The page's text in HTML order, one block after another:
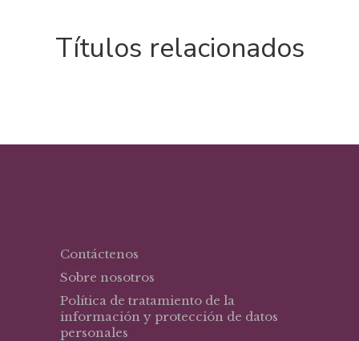
Títulos relacionados
Contáctenos
Sobre nosotros
Política de tratamiento de la
información y protección de datos
personales